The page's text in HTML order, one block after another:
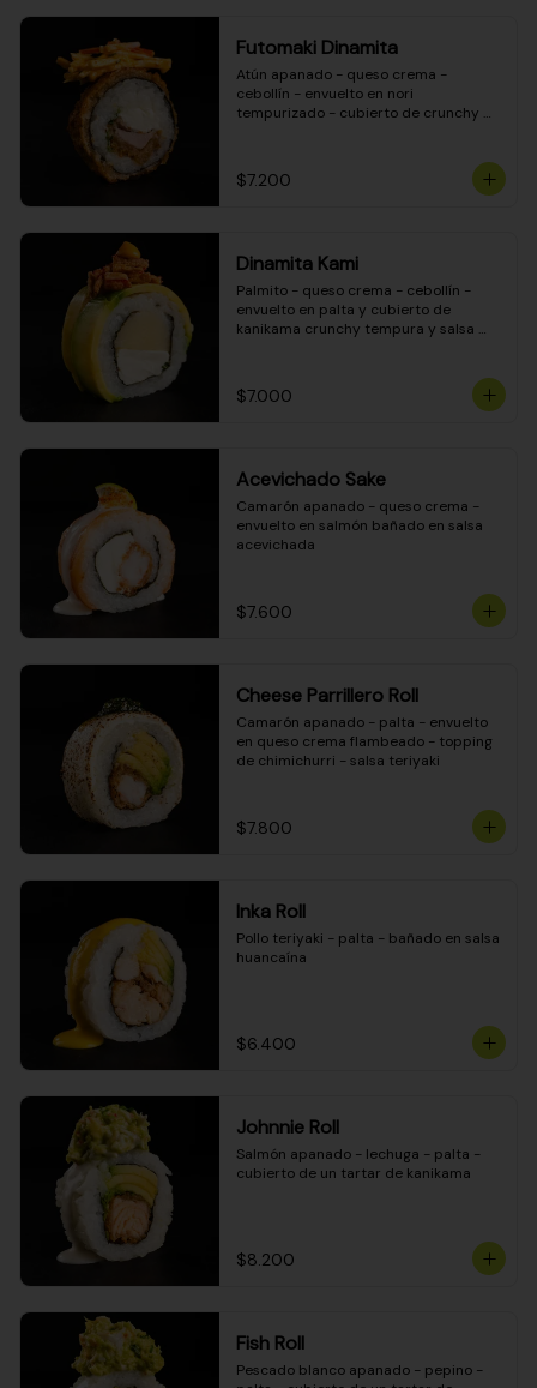
Futomaki Dinamita
Atún apanado - queso crema -
cebollín - envuelto en nori
tempurizado - cubierto de crunchy
$7.200
Dinamita Kami
Palmito - queso crema - cebollín -
envuelto en palta y cubierto de
kanikama crunchy tempura y salsa
$7.000
Acevichado Sake
Camarón apanado - queso crema -
envuelto en salmón bañado en salsa
acevichada
$7.600
Cheese Parrillero Roll
Camarón apanado - palta - envuelto
en queso crema flambeado - topping
de chimichurri - salsa teriyaki
$7.800
Inka Roll
Pollo teriyaki - palta - bañado en salsa
huancaína
$6.400
Johnnie Roll
Salmón apanado - lechuga - palta -
cubierto de un tartar de kanikama
$8.200
Fish Roll
Pescado blanco apanado - pepino -